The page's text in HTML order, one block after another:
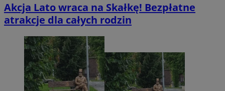
Akcja Lato wraca na Skałkę! Bezpłatne
atrakcje dla całych rodzin